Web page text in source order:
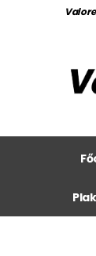
Valore